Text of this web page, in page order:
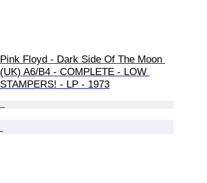
Pink Floyd - Dark Side Of The Moon
(UK) A6/B4 - COMPLETE - LOW
STAMPERS! - LP - 1973